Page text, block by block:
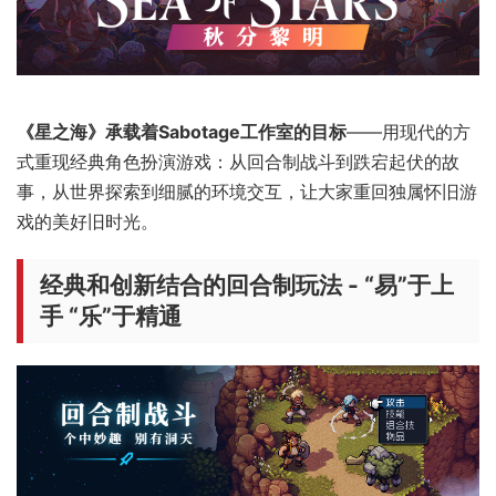
《星之海》承载着Sabotage工作室的目标——用现代的方
式重现经典角色扮演游戏：从回合制战斗到跌宕起伏的故
事，从世界探索到细腻的环境交互，让大家重回独属怀旧游
戏的美好旧时光。
经典和创新结合的回合制玩法 - “易”于上
手 “乐”于精通